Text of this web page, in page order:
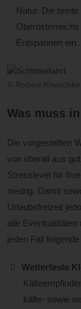
Natur. Die
Entspannen ein.
© Robert
Was muss
Die vorgestellten
von überall aus
Stresslevel für
niedrig. Damit
Urlaubsfreizeit
alle
jeden Fall
Wetterfeste
kälte- sowie